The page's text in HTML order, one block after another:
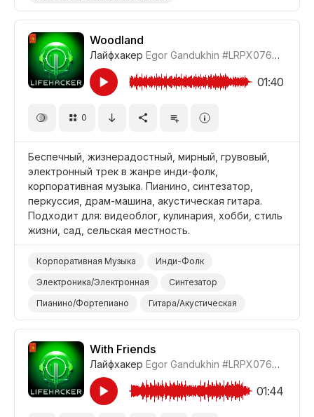
Пианино/Фортепиано
Струнные
Сентиментальный
Драматичный
Фильм Мыльная Опера
Фильм Историческая Драма
Фильм Человеческая Драма/Трагедия
Фильм/Кино
Драма
Woodland
Лайфхакер Egor Gandukhin #LRPX0762_21
01:40
0
Беспечный, жизнерадостный, мирный, грувовый,
электронный трек в жанре инди-фолк,
корпоративная музыка. Пианино, синтезатор,
перкуссия, драм-машина, акустическая гитара.
Подходит для: видеоблог, кулинария, хобби, стиль
жизни, сад, сельская местность.
Корпоративная Музыка
Инди-Фолк
Электроника/Электронная
Синтезатор
Пианино/Фортепиано
Гитара/Акустическая
Электронные Барабаны
Барабаны и Перкуссия
Мирный
Беспечный
Сельская/Деревенская Местность
Сад/Отдых
Досуг/Стиль Жизни
Бизнес/Корпоративный
With Friends
Лайфхакер Egor Gandukhin #LRPX0762_20
01:44